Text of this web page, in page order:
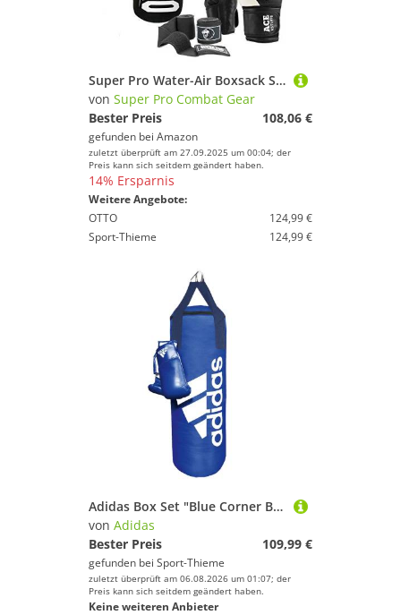
Super Pro Water-Air Boxsack Set, schwarz/weiß, 100 cm
von Super Pro Combat Gear
Bester Preis
108,06 €
gefunden bei Amazon
zuletzt überprüft am 27.09.2025 um 00:04; der
Preis kann sich seitdem geändert haben.
14% Ersparnis
Weitere Angebote:
OTTO
124,99 €
Sport-Thieme
124,99 €
Adidas Box Set "Blue Corner Boxing Kit"
von Adidas
Bester Preis
109,99 €
gefunden bei Sport-Thieme
zuletzt überprüft am 06.08.2026 um 01:07; der
Preis kann sich seitdem geändert haben.
Keine weiteren Anbieter